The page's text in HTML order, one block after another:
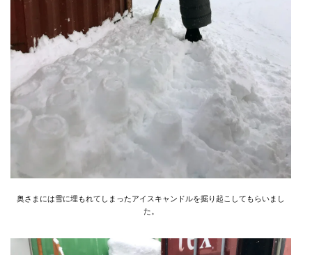
奥さまには雪に埋もれてしまったアイスキャンドルを掘り起こしてもらいまし
た。